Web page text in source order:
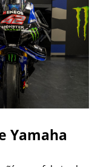
Yamaha